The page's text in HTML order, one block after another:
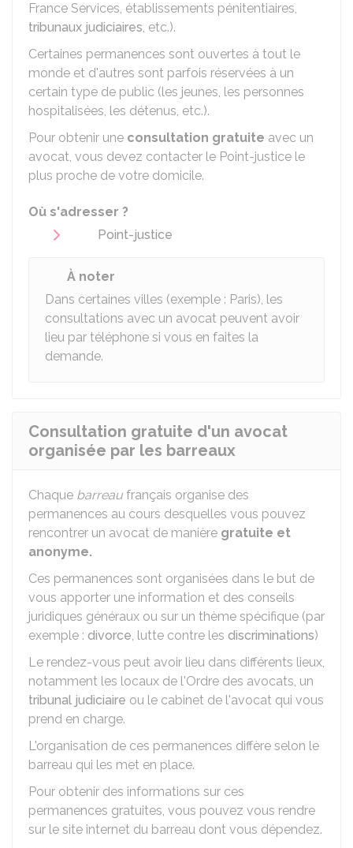
France Services, établissements pénitentiaires,
tribunaux judiciaires, etc.).
Certaines permanences sont ouvertes à tout le
monde et d'autres sont parfois réservées à un
certain type de public (les jeunes, les personnes
hospitalisées, les détenus, etc.).
Pour obtenir une consultation gratuite avec un
avocat, vous devez contacter le Point-justice le
plus proche de votre domicile.
Où s'adresser ?
Point-justice
À noter
Dans certaines villes (exemple : Paris), les
consultations avec un avocat peuvent avoir
lieu par téléphone si vous en faites la
demande.
Consultation gratuite d'un avocat
organisée par les barreaux
Chaque barreau français organise des
permanences au cours desquelles vous pouvez
rencontrer un avocat de manière gratuite et
anonyme.
Ces permanences sont organisées dans le but de
vous apporter une information et des conseils
juridiques généraux ou sur un thème spécifique (par
exemple : divorce, lutte contre les discriminations)
Le rendez-vous peut avoir lieu dans différents lieux,
notamment les locaux de l'Ordre des avocats, un
tribunal judiciaire ou le cabinet de l'avocat qui vous
prend en charge.
L'organisation de ces permanences diffère selon le
barreau qui les met en place.
Pour obtenir des informations sur ces
permanences gratuites, vous pouvez vous rendre
sur le site internet du barreau dont vous dépendez.